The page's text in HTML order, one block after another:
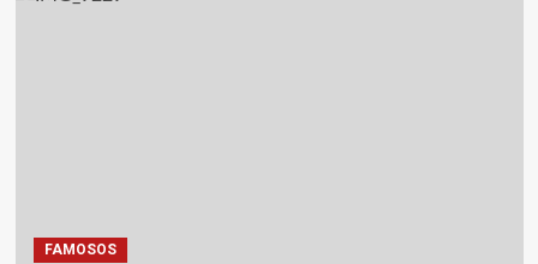
FAMOSOS